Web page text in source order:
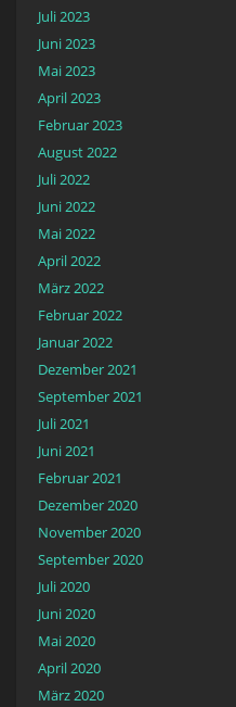
Juli 2023
Juni 2023
Mai 2023
April 2023
Februar 2023
August 2022
Juli 2022
Juni 2022
Mai 2022
April 2022
März 2022
Februar 2022
Januar 2022
Dezember 2021
September 2021
Juli 2021
Juni 2021
Februar 2021
Dezember 2020
November 2020
September 2020
Juli 2020
Juni 2020
Mai 2020
April 2020
März 2020